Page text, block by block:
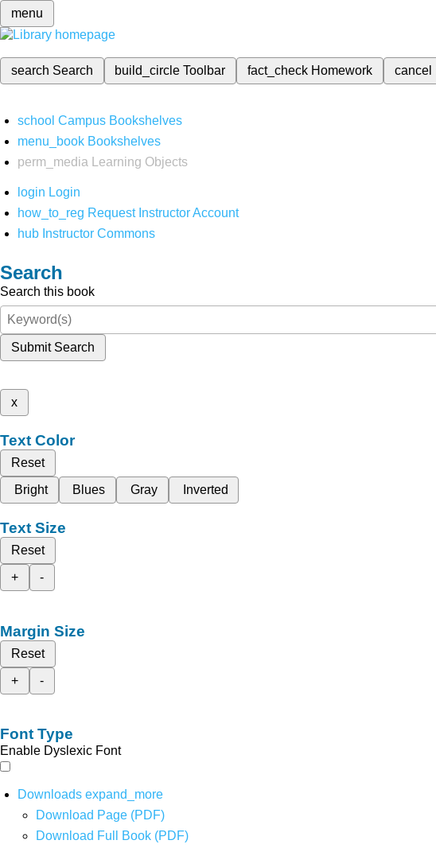
menu
search Search build_circleToolbar fact_check Homework cancel
school Campus Bookshelves
menu_book Bookshelves
perm_media
Learning Objects
login Login
how_to_reg Request Instructor Account
hub Instructor Commons
Search
Search this book
Submit Search
x
Text Color
Reset
Bright
Blues Gray Inverted
Text Size
Reset
+
-
Margin Size
Reset
+
-
Font Type
Enable Dyslexic Font
Downloads expand_more
Download Page (PDF)
Download Full Book (PDF)